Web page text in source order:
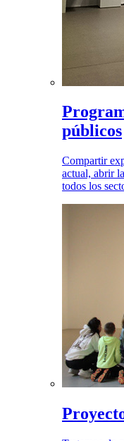
públicos
Compartir
actual, abrir
todos los